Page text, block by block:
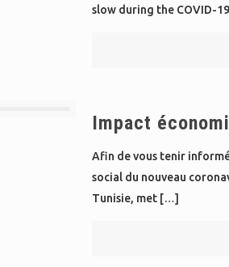
slow during the COVID-
Impact
Afin de vous tenir
social du nouveau
Tunisie, met[…]